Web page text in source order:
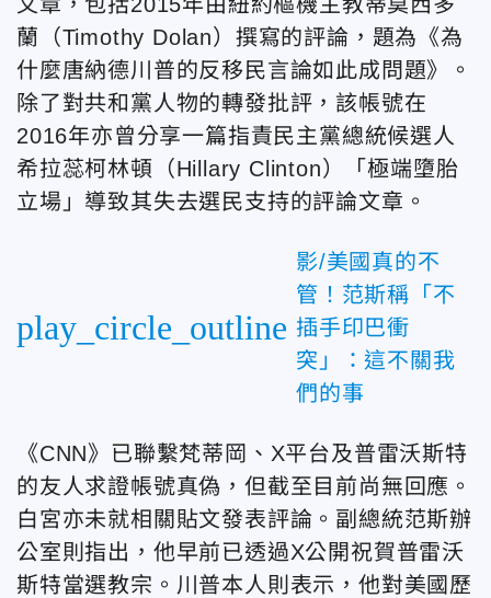
蘭（Timothy Dolan）撰寫的評論，題為《為
什麼唐納德川普的反移民言論如此成問題》。
除了對共和黨人物的轉發批評，該帳號在
2016年亦曾分享一篇指責民主黨總統候選人
希拉蕊柯林頓（Hillary Clinton）「極端墮胎
立場」導致其失去選民支持的評論文章。
play_circle_outline
影/美國真的不
管！范斯稱「不
插手印巴衝
突」：這不關我
們的事
《CNN》已聯繫梵蒂岡、X平台及普雷沃斯特
的友人求證帳號真偽，但截至目前尚無回應。
白宮亦未就相關貼文發表評論。副總統范斯辦
公室則指出，他早前已透過X公開祝賀普雷沃
斯特當選教宗。川普本人則表示，他對美國歷